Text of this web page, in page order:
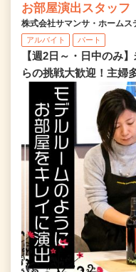
お部屋演出スタッフ
株式会社サマンサ・ホームス
アルバイト パート
【週2日～・日中のみ
らの挑戦大歓迎！主婦